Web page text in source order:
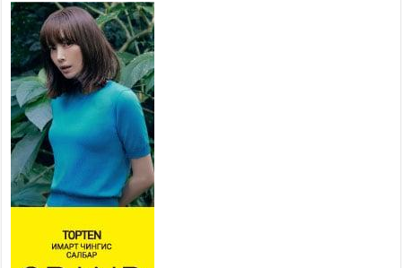
НИЙСЛЭЛ, АЙМГИЙН
УДИРДЛАГУУДЫН АЖЛЫГ
ХҮНД СУРТЛЫГ БУУРУУЛЖ,
ИРГЭД, АЖ АХУЙН НЭГЖИЙН
АЧААГ ХЭРХЭН ХӨНГӨЛСНӨӨР ДҮГНЭНЭ
2026 оны 7 сар 21 / 10 цаг 09 минут
Байнгын хорооны дарга
М.Мандхай Цөлжилттэй
тэмцэх тухай НҮБ-ын
конвенцын талуудын 17 дугаар
бага хурал (СОР17)-ын бэлтгэл ажлын явцтай
танилцлаа
2026 оны 7 сар 21 / 10 цаг 03 минут
Б.Пүрэвдагва: Бүтээн байгуулалтын аливаа